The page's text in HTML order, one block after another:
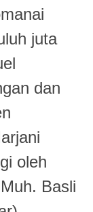
juta
dan
oleh
Basli